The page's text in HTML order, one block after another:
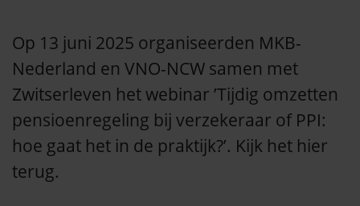
Op 13 juni 2025 organiseerden MKB-
Nederland en VNO-NCW samen met
Zwitserleven het webinar ’Tijdig omzetten
pensioenregeling bij verzekeraar of PPI:
hoe gaat het in de praktijk?’. Kijk het hier
terug.